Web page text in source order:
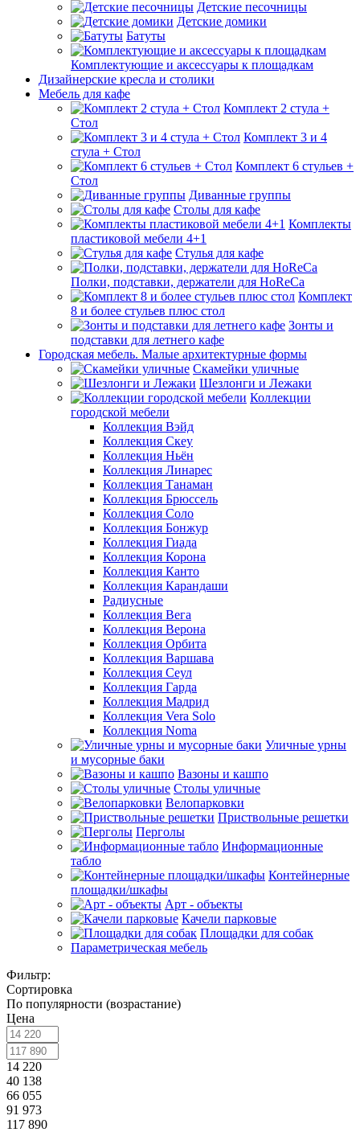
Детские песочницы
Детские домики
Батуты
Комплектующие и аксессуары к площадкам
Дизайнерские кресла и столики
Мебель для кафе
Комплект 2 стула +
Стол
Комплект 3 и 4
стула + Стол
Комплект 6 стульев +
Стол
Диванные группы
Столы для кафе
Комплекты
пластиковой мебели 4+1
Стулья для кафе
Полки, подставки, держатели для HoReCa
Комплект
8 и более стульев плюс стол
Зонты и
подставки для летнего кафе
Городская мебель. Малые архитектурные формы
Скамейки уличные
Шезлонги и Лежаки
Коллекции
городской мебели
Коллекция Вэйд
Коллекция Скеу
Коллекция Ньён
Коллекция Линарес
Коллекция Танаман
Коллекция Брюссель
Коллекция Соло
Коллекция Бонжур
Коллекция Гиада
Коллекция Корона
Коллекция Канто
Коллекция Карандаши
Радиусные
Коллекция Вега
Коллекция Верона
Коллекция Орбита
Коллекция Варшава
Коллекция Сеул
Коллекция Гарда
Коллекция Мадрид
Коллекция Vera Solo
Коллекция Noma
Уличные урны
и мусорные баки
Вазоны и кашпо
Столы уличные
Велопарковки
Приствольные решетки
Перголы
Информационные
табло
Контейнерные
площадки/шкафы
Арт - объекты
Качели парковые
Площадки для собак
Параметрическая мебель
Фильтр:
Сортировка
По популярности (возрастание)
Цена
14 220
40 138
66 055
91 973
117 890